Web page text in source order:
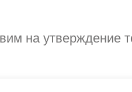
на утверждение